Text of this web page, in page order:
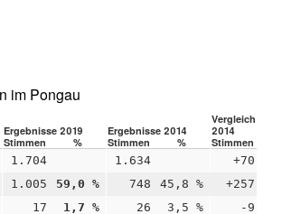
im Pongau
Ergebnisse 2019 Ergebnisse 2014
Vergleich
2014
Stimmen
% Stimmen % Stimmen
1.704 1.634 +70
1.005 59,0 % 748 45,8 % +257
17 1,7 % 26 3,5 % -9